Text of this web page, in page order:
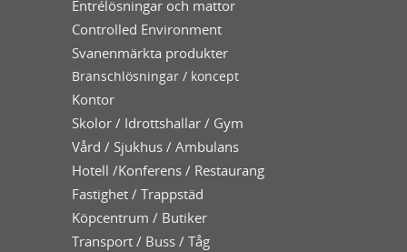
Entrélösningar och mattor
Controlled Environment
Svanenmärkta produkter
Branschlösningar / koncept
Kontor
Skolor / Idrottshallar / Gym
Vård / Sjukhus / Ambulans
Hotell /Konferens / Restaurang
Fastighet / Trappstäd
Köpcentrum / Butiker
Transport / Buss / Tåg